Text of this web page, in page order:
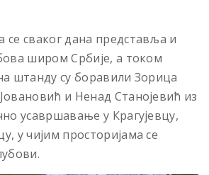
сваког дана представља и
широм Србије, а током
штанду су боравили Зорица
и Ненад Станојевић из
усавршавање у Крагујевцу,
у чијим просторијама се